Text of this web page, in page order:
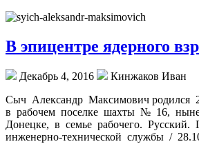
В эпицентре ядерного
Декабрь 4, 2016
Кинжаков Иван
Сыч Александр Максимович родился
в рабочем поселке шахты № 16,
Донецке, в семье рабочего. Русский.
инженерно-технической службы /